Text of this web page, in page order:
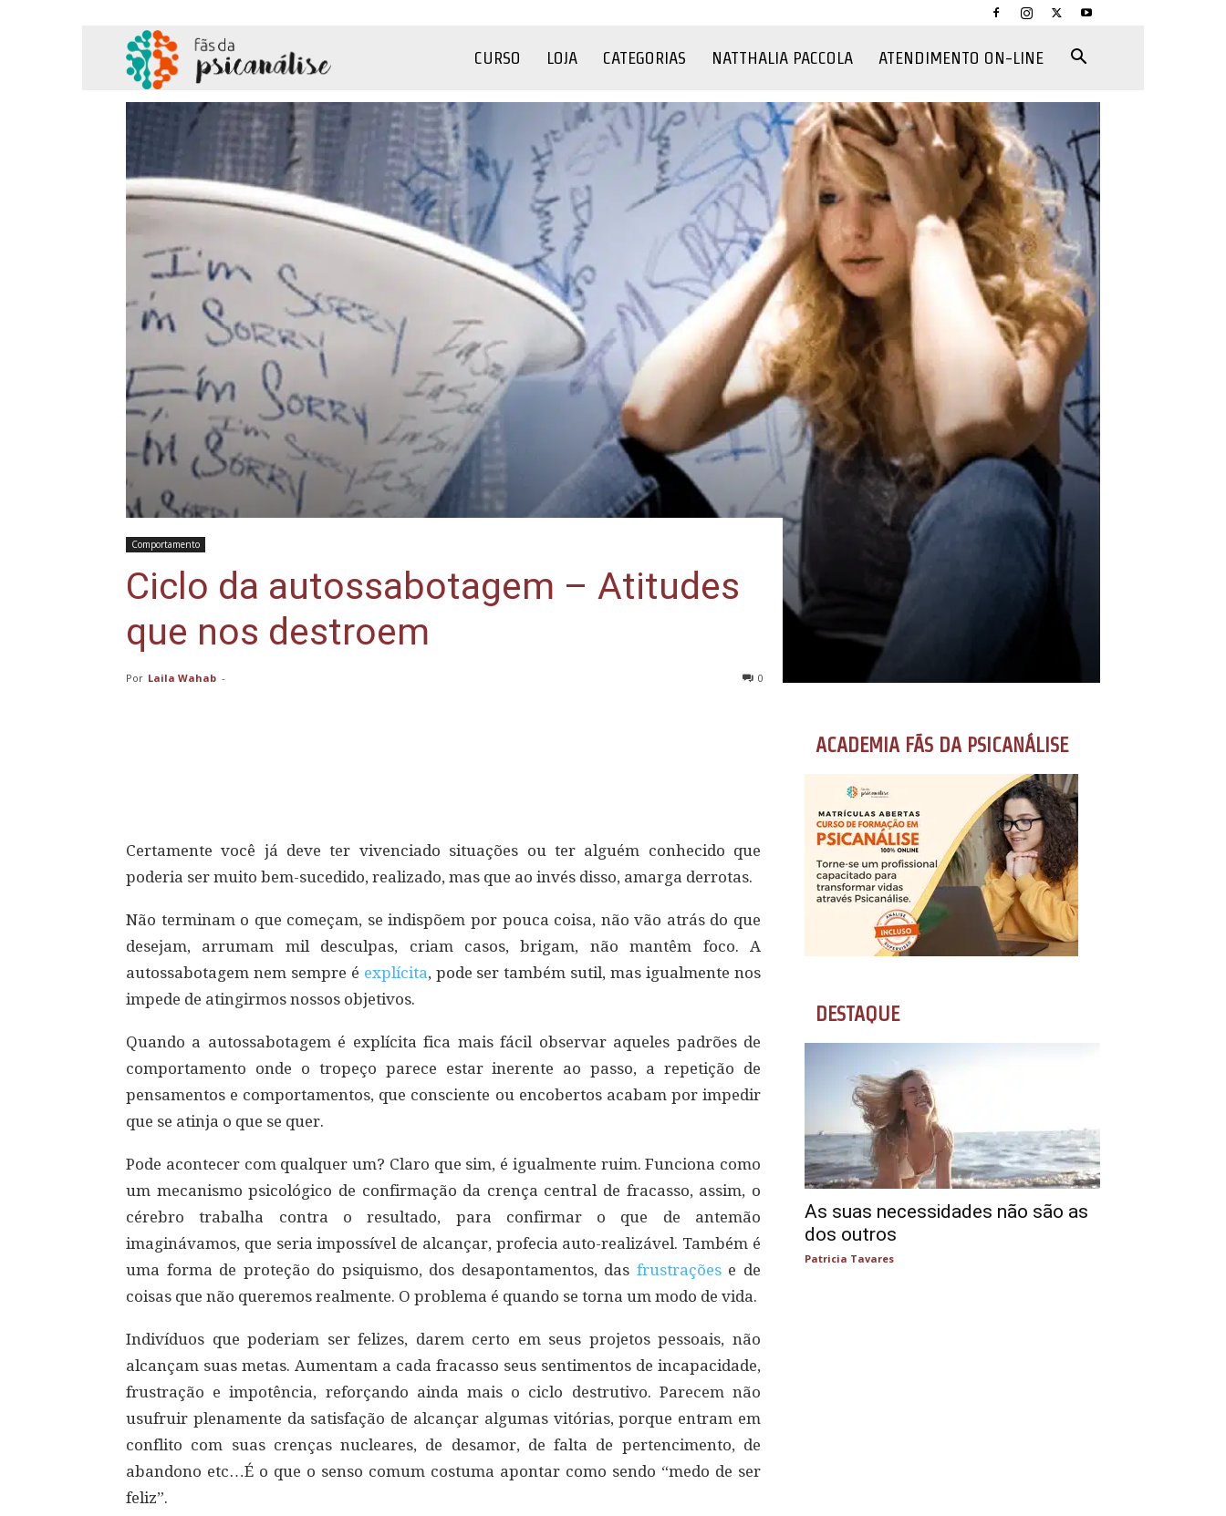
da
Psicanálise
CURSO LOJA CATEGORIAS NATTHALIA PACCOLA ATENDIMENTO ON-LINE
Comportamento
Ciclo da autossabotagem – Atitudes
que nos destroem
Por Laila Wahab - 0
Certamente você já deve ter vivenciado situações ou ter alguém conhecido que
poderia ser muito bem-sucedido, realizado, mas que ao invés disso, amarga derrotas.
Não terminam o que começam, se indispõem por pouca coisa, não vão atrás do que
desejam, arrumam mil desculpas, criam casos, brigam, não mantêm foco. A
autossabotagem nem sempre é explícita, pode ser também sutil, mas igualmente nos
impede de atingirmos nossos objetivos.
Quando a autossabotagem é explícita fica mais fácil observar aqueles padrões de
comportamento onde o tropeço parece estar inerente ao passo, a repetição de
pensamentos e comportamentos, que consciente ou encobertos acabam por impedir
que se atinja o que se quer.
Pode acontecer com qualquer um? Claro que sim, é igualmente ruim. Funciona como
um mecanismo psicológico de confirmação da crença central de fracasso, assim, o
cérebro trabalha contra o resultado, para confirmar o que de antemão
imaginávamos, que seria impossível de alcançar, profecia auto-realizável. Também é
uma forma de proteção do psiquismo, dos desapontamentos, das frustraçõese de
coisas que não queremos realmente. O problema é quando se torna um modo de vida.
Indivíduos que poderiam ser felizes, darem certo em seus projetos pessoais, não
alcançam suas metas. Aumentam a cada fracasso seus sentimentos de incapacidade,
frustração e impotência, reforçando ainda mais o ciclo destrutivo. Parecem não
usufruir plenamente da satisfação de alcançar algumas vitórias, porque entram em
conflito com suas crenças nucleares, de desamor, de falta de pertencimento, de
abandono etc…É o que o senso comum costuma apontar como sendo “medo de ser
feliz”.
ACADEMIA FÃS DA PSICANÁLISE
DESTAQUE
As suas necessidades não são as
dos outros
Patricia Tavares